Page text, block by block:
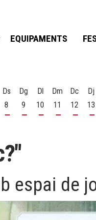
EQUIPAMENTS
7 d'agost
Ds
8
Dissabte 8 d'agost
Dg
9
Diumenge 9 d'agost
Dl
10
Dilluns 10 d'agost
Dm
11
Dimarts 11
Dc
12
Dj
13
espai de